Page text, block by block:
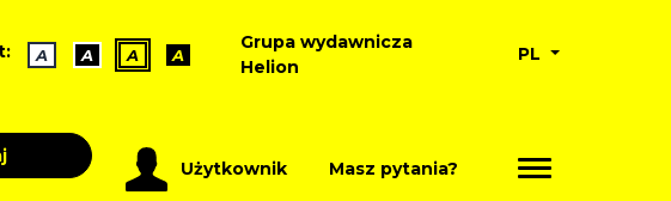
A A A A
Grupa wydawnicza
Helion
PL
Użytkownik Masz pytania?